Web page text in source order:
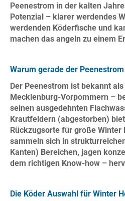
Peenestrom in der kalten
Potenzial – klarer werdendes
werdenden Köderfische und
machen das angeln zu einem
Warum gerade der
Der Peenestrom ist bekannt
Mecklenburg-Vorpommern –
seinen ausgedehnten
Krautfeldern (abgestorben)
Rückzugsorte für große Winter
sammeln sich in
Kanten) Bereichen, jagen
dem richtigen Know-how –
Die Köder Auswahl für Winter